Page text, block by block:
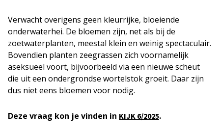
Verwacht overigens geen kleurrijke, bloeiende
onderwaterhei. De bloemen zijn, net als bij de
zoetwaterplanten, meestal klein en weinig spectaculair.
Bovendien planten zeegrassen zich voornamelijk
aseksueel voort, bijvoorbeeld via een nieuwe scheut
die uit een ondergrondse wortelstok groeit. Daar zijn
dus niet eens bloemen voor nodig.
Deze vraag kon je vinden in KIJK 6/2025.